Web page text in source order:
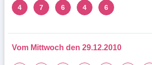
4 7 6 4 6
Vom Mittwoch den 29.12.2010